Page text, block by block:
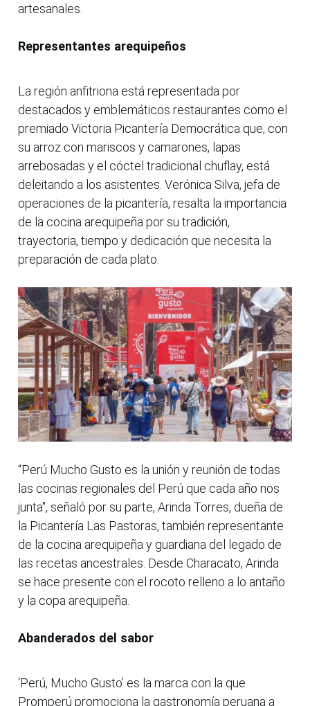
artesanales.
Representantes arequipeños
La región anfitriona está representada por
destacados y emblemáticos restaurantes como el
premiado Victoria Picantería Democrática que, con
su arroz con mariscos y camarones, lapas
arrebosadas y el cóctel tradicional chuflay, está
deleitando a los asistentes. Verónica Silva, jefa de
operaciones de la picantería, resalta la importancia
de la cocina arequipeña por su tradición,
trayectoria, tiempo y dedicación que necesita la
preparación de cada plato.
“Perú Mucho Gusto es la unión y reunión de todas
las cocinas regionales del Perú que cada año nos
junta", señaló por su parte, Arinda Torres, dueña de
la Picantería Las Pastoras, también representante
de la cocina arequipeña y guardiana del legado de
las recetas ancestrales. Desde Characato, Arinda
se hace presente con el rocoto relleno a lo antaño
y la copa arequipeña.
Abanderados del sabor
‘Perú, Mucho Gusto’ es la marca con la que
Promperú promociona la gastronomía peruana a